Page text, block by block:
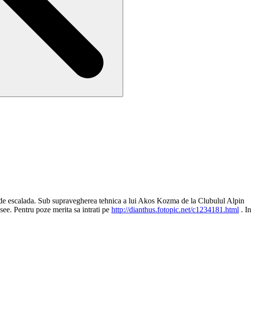
escalada. Sub supravegherea tehnica a lui Akos Kozma de la Clubulul Alpin
Pentru poze merita sa intrati pe http://dianthus.fotopic.net/c1234181.html . In